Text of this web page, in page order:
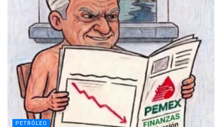
PETRÓLEO